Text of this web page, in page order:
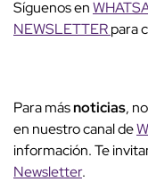
Síguenos en
NEWSLETTERpara
Para másnoticias,
en nuestro canal de
información. Te
Newsletter.